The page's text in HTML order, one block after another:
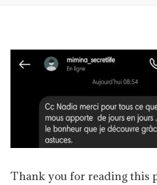
Thank you for reading this